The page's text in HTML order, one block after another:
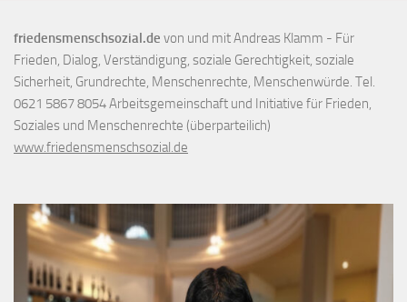
friedensmenschsozial.de von und mit Andreas Klamm - Für
Frieden, Dialog, Verständigung, soziale Gerechtigkeit, soziale
Sicherheit, Grundrechte, Menschenrechte, Menschenwürde. Tel.
0621 5867 8054 Arbeitsgemeinschaft und Initiative für Frieden,
Soziales und Menschenrechte (überparteilich)
www.friedensmenschsozial.de